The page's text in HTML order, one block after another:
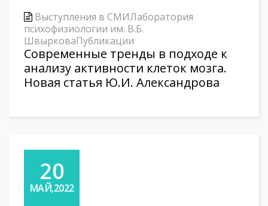
Выступления в СМИЛаборатория
психофизиологии им. В.Б.
ШвырковаПубликации
Современные тренды в подходе к
анализу активности клеток мозга.
Новая статья Ю.И. Александрова
20
МАЙ,2022